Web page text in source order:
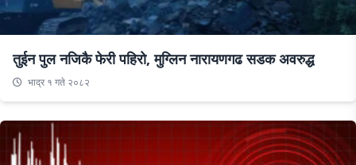
तुईन पुल नजिकै फेरी पहिरो, मुग्लिन नारायणगढ सडक अवरुद्ध
भाद्र १ गते २०८२